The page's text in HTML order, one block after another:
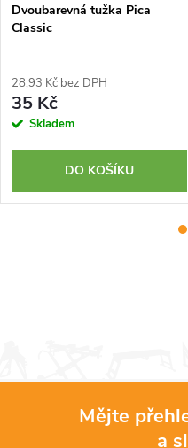
Dvoubarevná tužka Pica
Classic
28,93 Kč bez DPH
35 Kč
Skladem
DO KOŠÍKU
Mějte
a